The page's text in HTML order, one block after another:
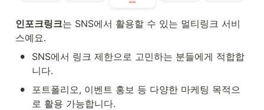
인포크링크는 SNS에서 활용할 수 있는 멀티링크 서비
스예요.
•
SNS에서 링크 제한으로 고민하는 분들에게 적합합
니다.
•
포트폴리오, 이벤트 홍보 등 다양한 마케팅 목적으
로 활용 가능합니다.